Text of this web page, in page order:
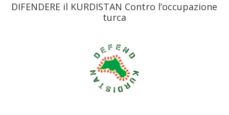
DIFENDERE il KURDISTAN Contro l’occupazione
turca